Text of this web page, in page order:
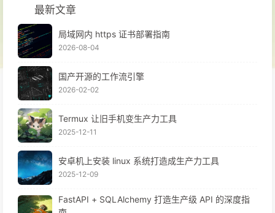
最新文章
局域网内 https 证书部署指南
2026-08-04
国产开源的工作流引擎
2026-02-02
Termux 让旧手机变生产力工具
2025-12-11
安卓机上安装 linux 系统打造成生产力工具
2025-12-09
FastAPI + SQLAlchemy 打造生产级 API 的深度指